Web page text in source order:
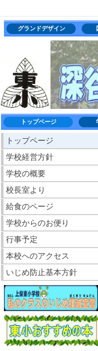
グランドデザイン
トップページ
トップページ
学校経営方針
学校の概要
校長室より
給食のページ
学校からのお便り
行事予定
本校へのアクセス
いじめ防止基本方針